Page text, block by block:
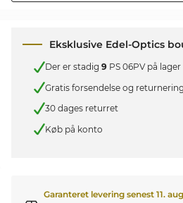
Eksklusive Edel-Optics
Der er stadig 9 PS 06PV på lager
Gratis forsendelse og returnering
30 dages returret
Køb på konto
Garanteret levering senest 11.